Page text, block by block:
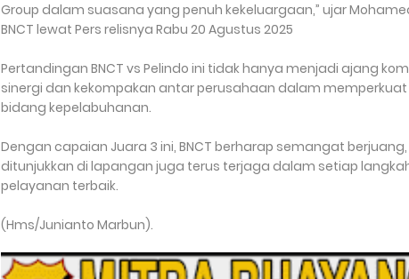
Group dalam suasana yang penuh kekeluargaan,” ujar
BNCT lewat Pers relisnya Rabu 20 Agustus 2025
Pertandingan BNCT vs Pelindo ini tidak hanya menjadi ajang
sinergi dan kekompakan antar perusahaan dalam
bidang kepelabuhanan.
Dengan capaian Juara 3 ini, BNCT berharap semangat
ditunjukkan di lapangan juga terus terjaga dalam setiap
pelayanan terbaik.
(Hms/Junianto Marbun).